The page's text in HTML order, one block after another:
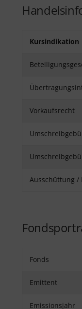
Kursindikation
Vorkaufsrecht
Ausschüttung /
Fonds
Emittent
Emissionsjahr